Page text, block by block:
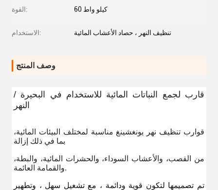
القوة: 60 كيلو واط
الاستخدام: تنظيف النهر ، حصاد الأعشاب المائية
وصف المنتج
قارب لجمع النباتات المائية للاستخدام في البحيرة /
النهر
قوارب تنظيف نهر يونغشينغ مناسبة لمختلف البيئات المائية،
بما في ذلك إزالة
من القصب، والأعشاب السوداء، والحشرات المائية، والبطة،
والقمامة العائمة.
تم تصميمها لتكون قوية ودائمة ، مع تشغيل سهل ، وتطهير